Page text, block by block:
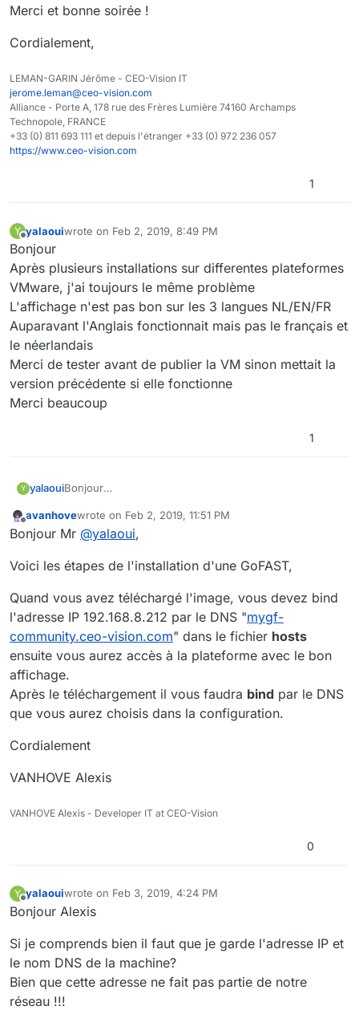
Merci et bonne soirée !
Cordialement,
LEMAN-GARIN Jérôme - CEO-Vision IT
jerome.leman@ceo-vision.com
Alliance - Porte A, 178 rue des Frères Lumière 74160 Archamps
Technopole, FRANCE
+33 (0) 811 693 111 et depuis l'étranger +33 (0) 972 236 057
https://www.ceo-vision.com
1
Y
Offline
yalaouiwrote on Feb 2, 2019, 8:49 PM
last edited by
Bonjour
Après plusieurs installations sur differentes plateformes
VMware, j'ai toujours le même problème
L'affichage n'est pas bon sur les 3 langues NL/EN/FR
Auparavant l'Anglais fonctionnait mais pas le français et
le néerlandais
Merci de tester avant de publier la VM sinon mettait la
version précédente si elle fonctionne
Merci beaucoup
1
Y yalaouiBonjour
plateformes VMware, j'ai toujours le même problème
L'affichage n'est pas bon sur les 3 langues NL/EN/FR
le néerlandais
version précédente si elle fonctionne
Merci beaucoup
Offline
avanhovewrote on Feb 2, 2019, 11:51 PM
last edited by avanhoveFeb 3, 2019, 1:21 AM
Bonjour Mr @yalaoui,
Voici les étapes de l'installation d'une GoFAST,
Quand vous avez téléchargé l'image, vous devez bind
l'adresse IP 192.168.8.212 par le DNS "mygf-
community.ceo-vision.com" dans le fichier hosts
ensuite vous aurez accès à la plateforme avec le bon
affichage.
Après le téléchargement il vous faudra bind par le DNS
que vous aurez choisis dans la configuration.
Cordialement
VANHOVE Alexis
VANHOVE Alexis - Developer IT at CEO-Vision
0
Y
Offline
yalaouiwrote on Feb 3, 2019, 4:24 PM
last edited by
Bonjour Alexis
Si je comprends bien il faut que je garde l'adresse IP et
le nom DNS de la machine?
Bien que cette adresse ne fait pas partie de notre
réseau !!!